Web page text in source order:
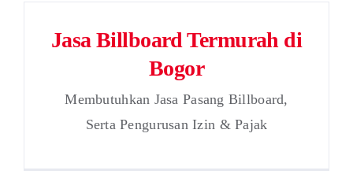
Jasa Billboard Termurah di
Bogor
Membutuhkan Jasa Pasang Billboard,
Serta Pengurusan Izin & Pajak